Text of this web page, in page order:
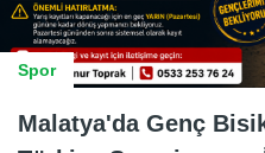
Spor
Malatya'da Genç